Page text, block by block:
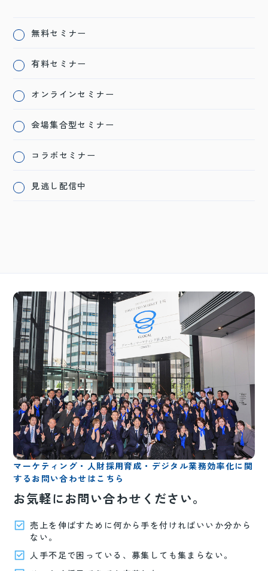
無料セミナー
有料セミナー
オンラインセミナー
会場集合型セミナー
コラボセミナー
見逃し配信中
マーケティング・人財採用育成・デジタル業務効率化に関
するお問い合わせはこちら
お気軽にお問い合わせください。
売上を伸ばすために何から手を付ければいいか分から
ない。
人手不足で困っている、募集しても集まらない。